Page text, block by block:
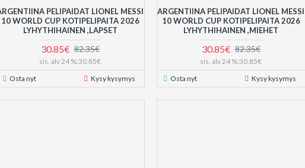
PELIPAIDAT LIONEL MESSI
10 WORLD CUP KOTIPELIPAITA 2026
LYHYTHIHAINEN ,LAPSET
30.85€ 82.35€
sis. alv 24 %:30.85€
Osta nyt
Kysy kysymys
ARGENTIINA PELIPAIDAT LIONEL MESSI
10 WORLD CUP KOTIPELIPAITA 2026
LYHYTHIHAINEN ,MIEHET
30.85€ 82.35€
sis. alv 24 %:30.85€
Osta nyt
Kysy kysymys